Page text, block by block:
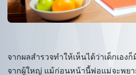
จากผลสำรวจทำให้เห็นได้ว่าเด็กเอง
จากผู้ใหญ่ แม้ก่อนหน้านี้พ่อแม่จะพย